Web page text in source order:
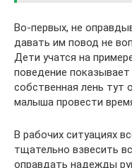
Во-первых, не
давать им повод не
Дети учатся на
поведение
собственная лень тут
малыша провести
В рабочих ситуациях
тщательно взвесить
оправдать надежды